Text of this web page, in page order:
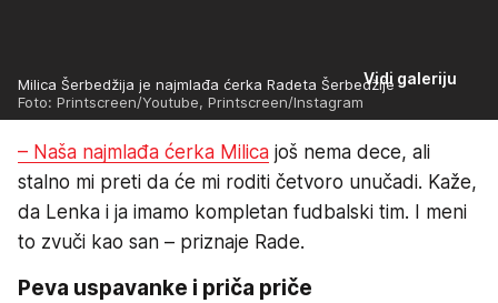
Vidi galeriju
Milica Šerbedžija je najmlađa ćerka Radeta Šerbedžije
Foto: Printscreen/Youtube, Printscreen/Instagram
– Naša najmlađa ćerka Milica još nema dece, ali
stalno mi preti da će mi roditi četvoro unučadi. Kaže,
da Lenka i ja imamo kompletan fudbalski tim. I meni
to zvuči kao san – priznaje Rade.
Peva uspavanke i priča priče